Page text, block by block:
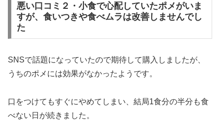
悪い口コミ２・小食で心配していたポメがいま
すが、食いつきや食べムラは改善しませんでし
た
SNSで話題になっていたので期待して購入しましたが、
うちのポメには効果がなかったようです。
口をつけてもすぐにやめてしまい、結局1食分の半分も食
べない日が続きました。